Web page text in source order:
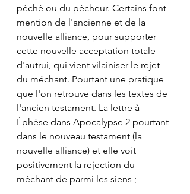
péché ou du pécheur. Certains font
mention de l'ancienne et de la
nouvelle alliance, pour supporter
cette nouvelle acceptation totale
d'autrui, qui vient vilainiser le rejet
du méchant. Pourtant une pratique
que l'on retrouve dans les textes de
l'ancien testament. La lettre à
Éphèse dans Apocalypse 2 pourtant
dans le nouveau testament (la
nouvelle alliance) et elle voit
positivement la rejection du
méchant de parmi les siens ;